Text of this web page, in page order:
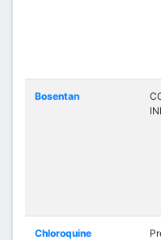
Bosentan
Chloroquine